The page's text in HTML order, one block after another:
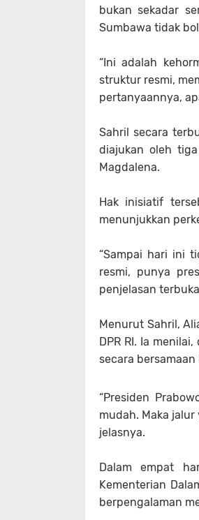
bukan sekadar
Sumbawa tidak
“Ini adalah
struktur resmi,
pertanyaannya,
Sahril secara
diajukan oleh
Magdalena.
Hak inisiatif
menunjukkan
“Sampai hari ini
resmi, punya
penjelasan
Menurut Sahril,
DPR RI. Ia
secara
“Presiden
mudah. Maka
jelasnya.
Dalam empat
Kementerian
berpengalaman